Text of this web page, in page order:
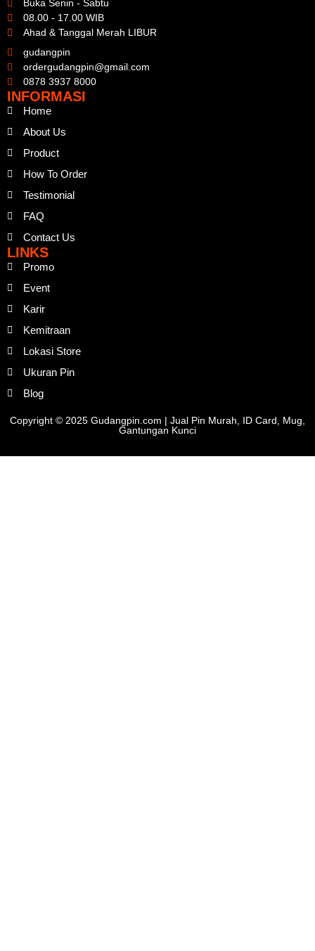
Buka Senin - Sabtu
08.00 - 17.00 WIB
Ahad & Tanggal Merah LIBUR
gudangpin
ordergudangpin@gmail.com
0878 3937 8000
INFORMASI
Home
About Us
Product
How To Order
Testimonial
FAQ
Contact Us
LINKS
Promo
Event
Karir
Kemitraan
Lokasi Store
Ukuran Pin
Blog
Copyright © 2025 Gudangpin.com | Jual Pin Murah, ID Card, Mug,
Gantungan Kunci